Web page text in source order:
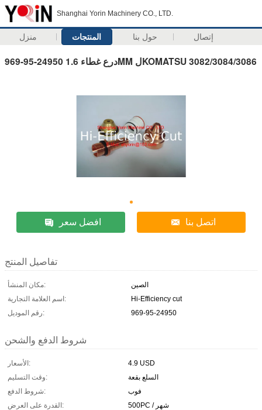
Shanghai Yorin Machinery CO., LTD.
منزل المنتجات حول بنا إتصال
969-95-24950 درع غطاء 1.6MM لKOMATSU 3082/3084/3086
افضل سعر اتصل بنا
تفاصيل المنتج
مكان المنشأ:
الصين
اسم العلامة التجارية:
Hi-Efficiency cut
رقم الموديل:
969-95-24950
شروط الدفع والشحن
الأسعار:
4.9 USD
وقت التسليم:
السلع بقعة
شروط الدفع:
فوب
القدرة على العرض:
500PC / شهر